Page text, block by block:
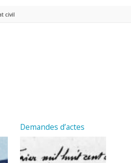
civil
Demandes d’actes